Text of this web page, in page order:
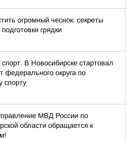
огромный чеснок: секреты
грядки
В Новосибирске стартовал
федерального округа по
спорту
МВД России по
области обращается к